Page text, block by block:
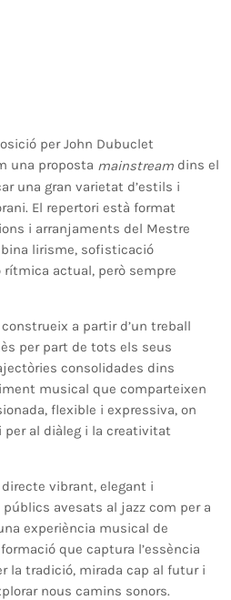
per John Dubuclet
una proposta mainstream dins el
una gran varietat d’estils i
El repertori està format
i arranjaments del Mestre
lirisme, sofisticació
actual, però sempre
a partir d’un treball
per part de tots els seus
consolidades dins
musical que comparteixen
flexible i expressiva, on
per al diàleg i la creativitat
vibrant, elegant i
avesats al jazz com per a
experiència musical de
que captura l’essència
la tradició, mirada cap al futur i
nous camins sonors.